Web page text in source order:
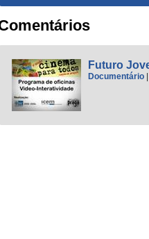
Futuro
Documentário